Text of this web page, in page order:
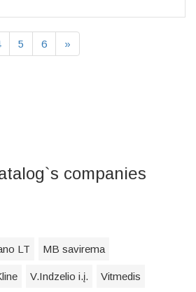
5 6 »
companies
LT MB savirema
V.Indzelio i.į. Vitmedis